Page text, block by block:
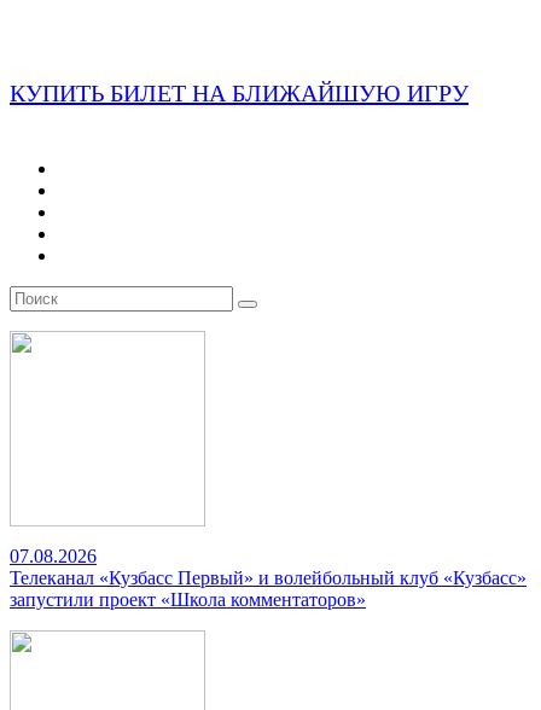
КУПИТЬ БИЛЕТ НА БЛИЖАЙШУЮ ИГРУ
07.08.2026
Телеканал «Кузбасс Первый» и волейбольный клуб «Кузбасс»
запустили проект «Школа комментаторов»